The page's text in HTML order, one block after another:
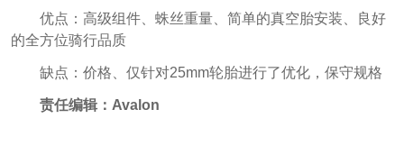
优点：高级组件、蛛丝重量、简单的真空胎安装、良好
的全方位骑行品质
缺点：价格、仅针对25mm轮胎进行了优化，保守规格
责任编辑：Avalon